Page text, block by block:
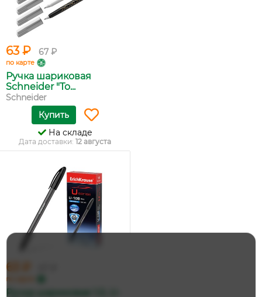
63 ₽ 67 ₽
по карте
Ручка шариковая
Schneider "To...
Schneider
Купить
На складе
Дата доставки: 12 августа
63 ₽
по карте